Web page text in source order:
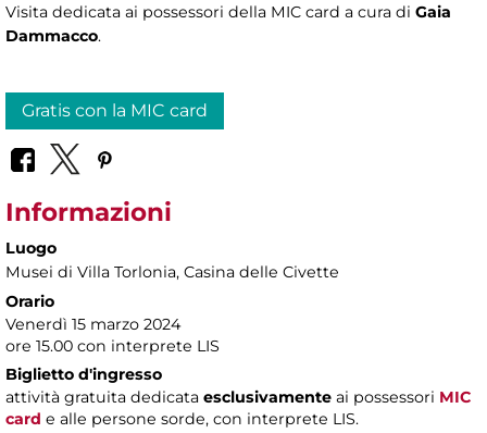
Visita dedicata ai possessori della MIC card a cura di Gaia
Dammacco.
Gratis con la MIC card
Informazioni
Luogo
Musei di Villa Torlonia, Casina delle Civette
Orario
Venerdì 15 marzo 2024
ore 15.00 con interprete LIS
Biglietto d'ingresso
attività gratuita dedicata esclusivamente ai possessori MIC
card e alle persone sorde, con interprete LIS.